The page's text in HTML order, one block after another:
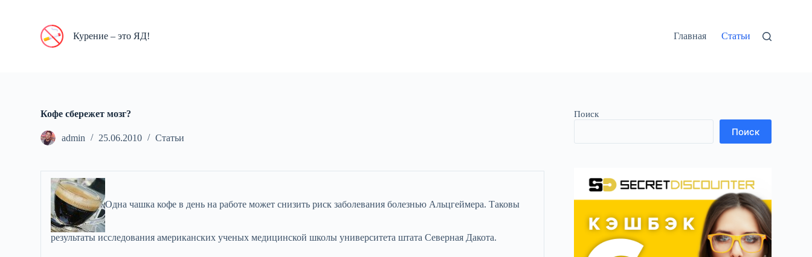
Курение – это ЯД! Главная Статьи
Кофе сбережет мозг?
admin 25.06.2010 Статьи
Одна чашка кофе в день на работе может снизить риск заболевания болезнью Альцгеймера. Таковы
результаты исследования американских ученых медицинской школы университета штата Северная Дакота.
Поиск
Поиск